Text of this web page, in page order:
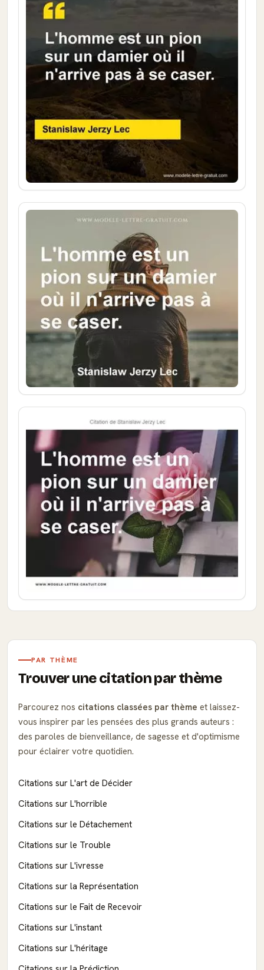
PAR THÈME
Trouver une citation par thème
Parcourez nos citations classées par thème et laissez-
vous inspirer par les pensées des plus grands auteurs :
des paroles de bienveillance, de sagesse et d'optimisme
pour éclairer votre quotidien.
Citations sur L'art de Décider
Citations sur L'horrible
Citations sur le Détachement
Citations sur le Trouble
Citations sur L'ivresse
Citations sur la Représentation
Citations sur le Fait de Recevoir
Citations sur L'instant
Citations sur L'héritage